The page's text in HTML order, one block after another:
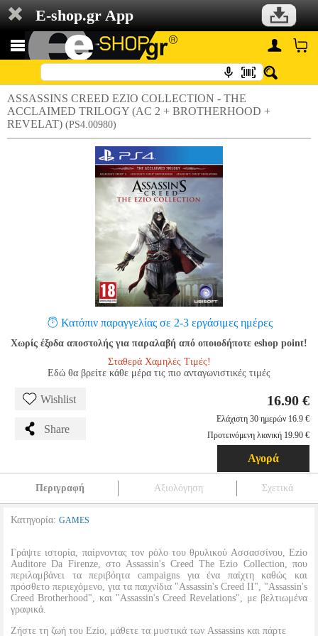
E-shop.gr App
ASSASSINS CREED EZIO COLLECTION - THE
ACCLAIMED TRILOGY (AC 2 + BROTHERHOOD +
REVELAT) (PS4.00980)
Κατόπιν παραγγελίας σε 2-3 εργάσιμες ημέρες
Χωρίς έξοδα αποστολής για παραλαβή από οποιοδήποτε eshop point!
Σταθερά Χαμηλές Τιμές!
Εδώ θα βρείτε κάθε μέρα τις πιο ανταγωνιστικές τιμές
Wishlist
Share
16.90 €
Ελάχιστη 30 ημερών 16.9 €
Προτεινόμενη λιανική 19.90 €
Αγορά
Περιγραφή Αξιολόγηση Σχετικά
Κατηγορία: GAMES
Γράψτε ιστορία, παίρνοντας τον ρόλο του θρυλικού Ασσασσίνου, Ezio
Auditore Da Firenze, στο Assassin's Creed The Ezio Collection, που
περιλαμβάνει τα περιβόητα campaigns για ένα παίχτη καθώς και
πρόσθετο περιεχόμενο, για τα παιχνίδια "Assassin's Creed ΙΙ", "Assassin's
Creed Brotherhood", και "Assassin's Creed Revelations", με βελτιωμένα
γραφικά.
Ζήστε τη ζωή του Ezio, μάθετε τα μυστικά των Assassins και πάρτε